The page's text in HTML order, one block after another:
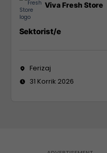
Viva Fresh Store
Sektorist/e
Ferizaj
31 Korrik 2026